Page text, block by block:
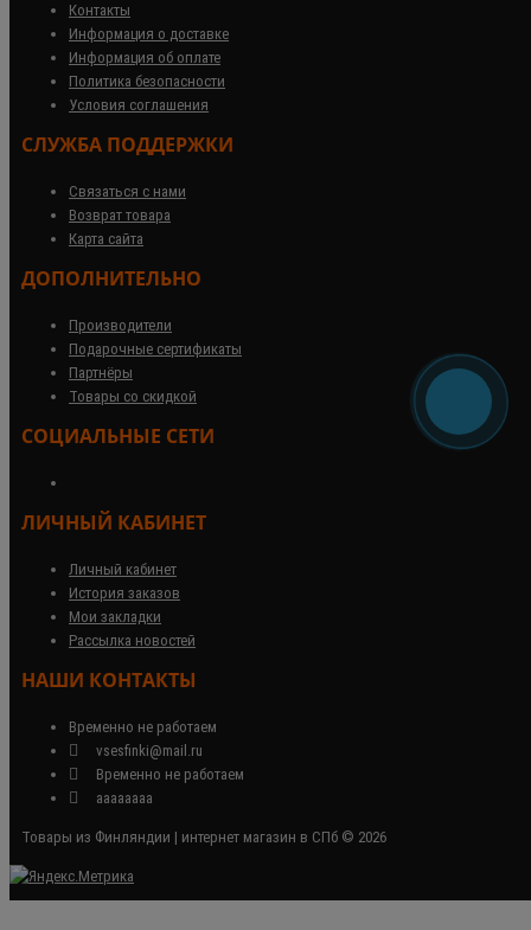
Контакты
Информация о доставке
Информация об оплате
Политика безопасности
Условия соглашения
СЛУЖБА ПОДДЕРЖКИ
Связаться с нами
Возврат товара
Карта сайта
ДОПОЛНИТЕЛЬНО
Производители
Подарочные сертификаты
Партнёры
Товары со скидкой
СОЦИАЛЬНЫЕ СЕТИ
ЛИЧНЫЙ КАБИНЕТ
Личный кабинет
История заказов
Мои закладки
Рассылка новостей
НАШИ КОНТАКТЫ
Временно не работаем
vsesfinki@mail.ru
Временно не работаем
аааааааа
Товары из Финляндии | интернет магазин в СПб © 2026